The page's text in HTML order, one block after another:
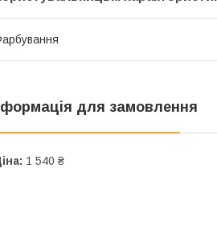
для замовлення
1 540 ₴